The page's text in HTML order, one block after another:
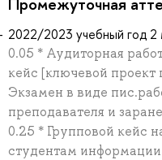
2022/2023 учебный год 2
0.05 * Аудиторная
кейс [ключевой
Экзамен в виде
преподавателя и
0.25 * Групповой кейс
студентам информации